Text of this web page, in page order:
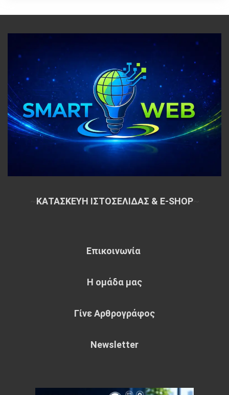
ΚΑΤΑΣΚΕΥΗ ΙΣΤΟΣΕΛΙΔΑΣ & E-SHOP~
Επικοινωνία
Η ομάδα μας
Γίνε Αρθρογράφος
Newsletter